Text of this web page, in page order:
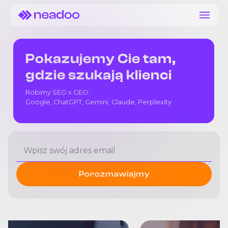
Pokazujemy Cie tam,
gdzie szukają klienci
Robimy SEO x GEO:
Google, ChatGPT, Gemini, Claude, Perplexity